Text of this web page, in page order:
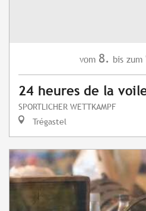
vom 8. bis zum
24 heures de la
SPORTLICHER WETTKAMPF
Trégastel